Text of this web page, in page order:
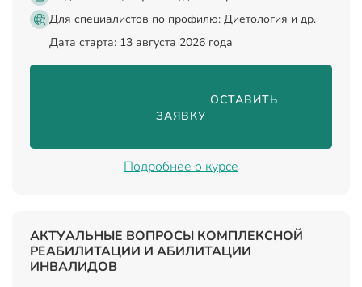
Для специалистов по профилю: Диетология и др.
Дата старта: 13 августа 2026 года
                                ОСТАВИТЬ
ЗАЯВКУ
Подробнее о курсе
АКТУАЛЬНЫЕ ВОПРОСЫ КОМПЛЕКСНОЙ
РЕАБИЛИТАЦИИ И АБИЛИТАЦИИ
ИНВАЛИДОВ